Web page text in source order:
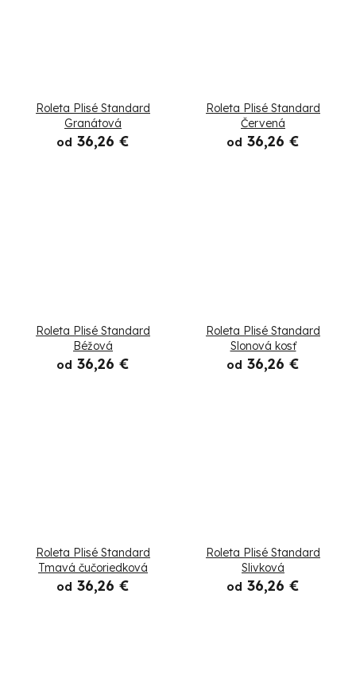
Roleta Plisé Standard
Granátová
od 36,26 €
Roleta Plisé Standard
Červená
od 36,26 €
Roleta Plisé Standard
Béžová
od 36,26 €
Roleta Plisé Standard
Slonová kosť
od 36,26 €
Roleta Plisé Standard
Tmavá čučoriedková
od 36,26 €
Roleta Plisé Standard
Slivková
od 36,26 €